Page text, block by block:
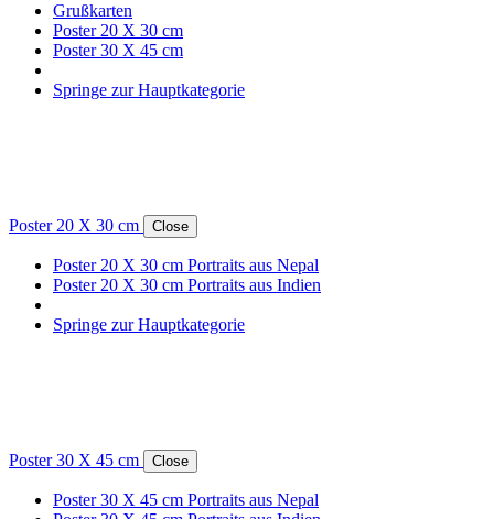
Grußkarten
Poster 20 X 30 cm
Poster 30 X 45 cm
Springe zur Hauptkategorie
Poster 20 X 30 cm Close
Poster 20 X 30 cm Portraits aus Nepal
Poster 20 X 30 cm Portraits aus Indien
Springe zur Hauptkategorie
Poster 30 X 45 cm Close
Poster 30 X 45 cm Portraits aus Nepal